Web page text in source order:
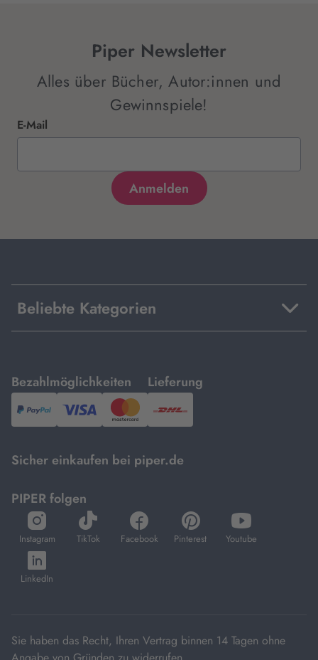
Piper Newsletter
Alles über Bücher, Autor:innen und
Gewinnspiele!
E-Mail
Beliebte Kategorien
Bezahlmöglichkeiten
mit
PayPal,Visa
und
Lieferung
mit
DHL.
Sicher einkaufen bei piper.de
PIPER folgen
Instagram
öffnet
in
neuem
Tab
TikTok
öffnet
in
Facebook
öffnet
in
Pinterest
öffnet
in
Youtube
öffnet
in
LinkedIn
öffnet
in
Sie haben das Recht, Ihren Vertrag binnen 14 Tagen ohne